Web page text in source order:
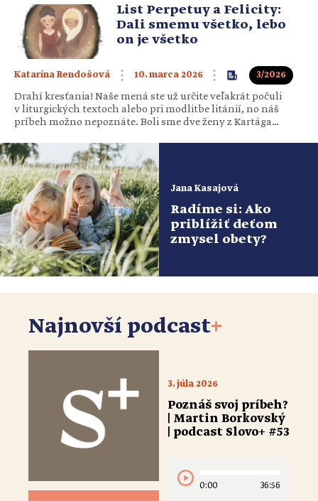
List Perpetuy a Felicity:
Dali smemu všetko, lebo
on je všetko
Katarína Rendošová 10. marca 2026 3/2026
Drahí kresťania! Naše mená ste už určite veľakrát počuli
v liturgických textoch alebo pri modlitbe litánií, no náš
príbeh možno nepoznáte. Boli sme dve ženy z Kartága
rímskej rodiny a ja, Felicita, som bola otrokyňa. Obidve sme
prijali kresťanstvo a spoločne sme sa pripravovali na krst.
Perpetua mala otca,…
Jana Kasajová
Radíme si: Ako
priblížiť deťom
zmysel obety?
Najnovší podcast+
3. júla 2026
Poznáš svoj príbeh?
| Martin Borkovský
| podcast Slovo+ #53
0:00 36:56